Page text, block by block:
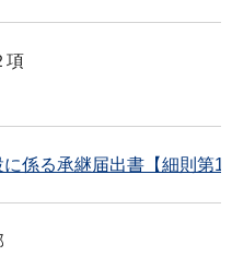
項
係る承継届出書【細則第